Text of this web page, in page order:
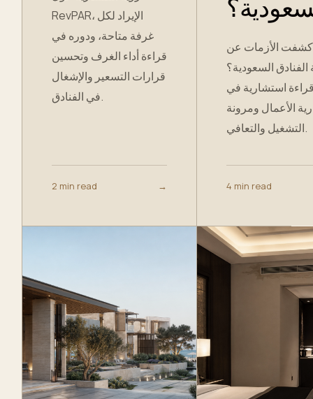
RevPAR، الإيراد لكل
غرفة متاحة، ودوره في
قراءة أداء الغرف وتحسين
قرارات التسعير والإشغال
في الفنادق.
2 min read →
كشفت الأزمات عن
الفنادق السعودية؟
استشارية في
الأعمال ومرونة
التشغيل والتعافي.
4 min read